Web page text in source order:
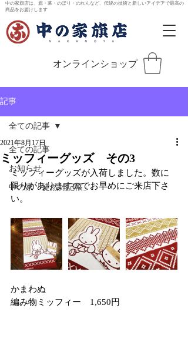
中の家旗店は、旗・幕・のぼり・のれんなど、伝統の技術と新しいアイデアで最高の
商品をお届けします
オンラインショップ
記事
全ての記事
お知らせ
中の家「徒然雑記帳」
全ての記事
ミッフィーグッズ その3
2021年8月17日
ミッフィーグッズが入荷しました。数に
限りがありますのでお早めにご来店下さ
い。
かまわぬ
編み物ミッフィー　1,650円